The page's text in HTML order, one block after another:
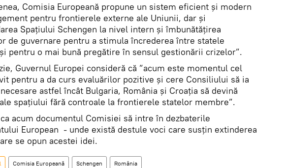
Comisia Europeană propune un sistem eficient şi modern
pentru frontierele externe ale Uniunii, dar și
Spațiului Schengen la nivel intern și îmbunătățirea
de guvernare pentru a stimula încrederea între statele
pentru o mai bună pregătire în sensul gestionării crizelor”.
Guvernul Europei consideră că ”acum este momentul cel
pentru a da curs evaluărilor pozitive şi cere Consiliului să ia
astfel încât Bulgaria, România şi Croația să devină
spațiului fără controale la frontierele statelor membre”.
acum documentul Comisiei să intre în dezbaterile
European - unde există destule voci care susțin extinderea
se opun acestei idei.
Comisia Europeană Schengen România